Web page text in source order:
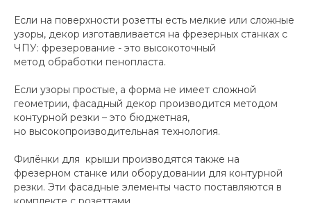
Если на поверхности розетты есть мелкие или сложные
узоры, декор изготавливается на фрезерных станках с
ЧПУ: фрезерование - это высокоточный
метод обработки пенопласта.
Если узоры простые, а форма не имеет сложной
геометрии, фасадный декор производится методом
контурной резки – это бюджетная,
но высокопроизводительная технология.
Филёнки для крыши производятся также на
фрезерном станке или оборудовании для контурной
резки. Эти фасадные элементы часто поставляются в